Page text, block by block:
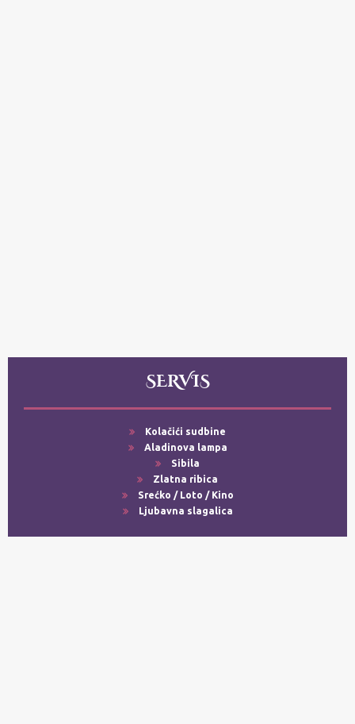
SERVIS
Kolačići sudbine
Aladinova lampa
Sibila
Zlatna ribica
Srećko / Loto / Kino
Ljubavna slagalica